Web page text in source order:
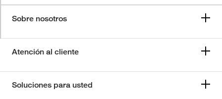
Sobre nosotros
Atención al cliente
Soluciones para usted